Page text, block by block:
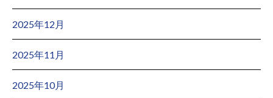
2025年12月
2025年11月
2025年10月